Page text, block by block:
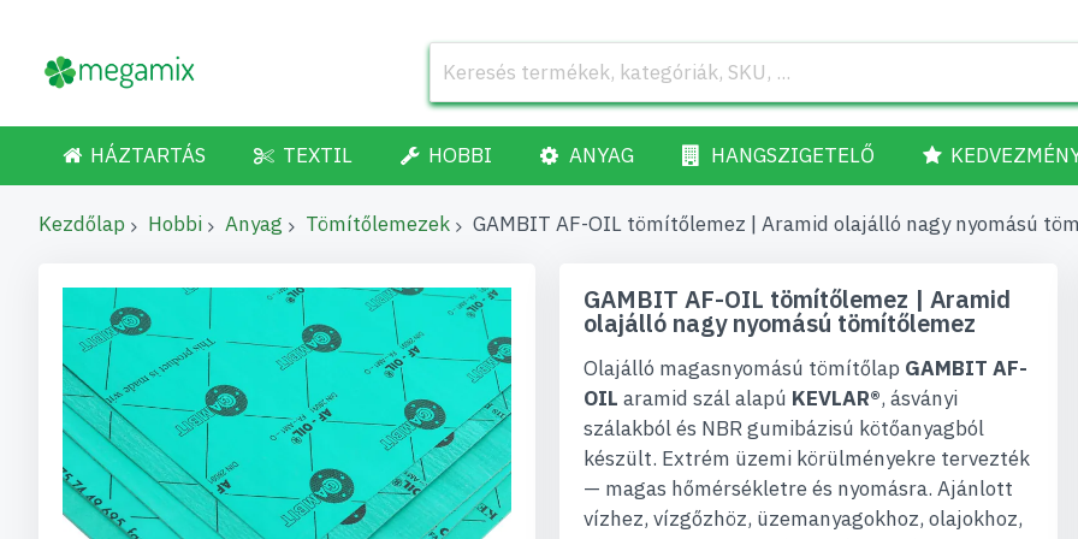
HÁZTARTÁS TEXTIL HOBBI ANYAG HANGSZIGETELŐ
Kezdőlap Hobbi Anyag Tömítőlemezek GAMBIT AF-OIL tömítőlemez | Aramid olajálló nagy nyomású
Ugrás
a
képgaléria
végére
GAMBIT AF-OIL tömítőlemez | Aramid
olajálló nagy nyomású tömítőlemez
Olajálló magasnyomású tömítőlap GAMBIT AF-
OIL aramid szál alapú KEVLAR®, ásványi
szálakból és NBR gumibázisú kötőanyagból
készült. Extrém üzemi körülményekre tervezték
— magas hőmérsékletre és nyomásra. Ajánlott
vízhez, vízgőzhöz, üzemanyagokhoz, olajokhoz,